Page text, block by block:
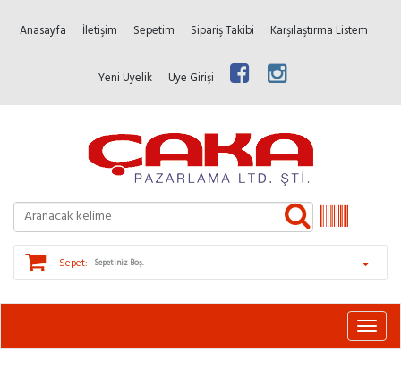
Anasayfa İletişim Sepetim Sipariş Takibi Karşılaştırma Listem
Yeni Üyelik Üye Girişi
Sepet: Sepetiniz Boş.